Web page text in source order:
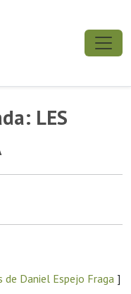
LES
Daniel Espejo Fraga ]